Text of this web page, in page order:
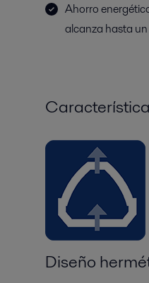
Ahorro
alcanza hasta
Diseño